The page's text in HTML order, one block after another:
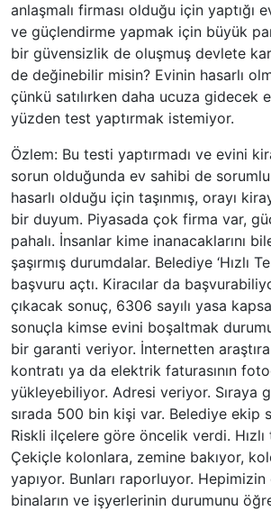
anlaşmalı firması olduğu için yaptığı
ve güçlendirme yapmak için büyük
bir güvensizlik de oluşmuş devlete
de değinebilir misin? Evinin hasarlı
çünkü satılırken daha ucuza gidecek
yüzden test yaptırmak istemiyor.
Özlem: Bu testi yaptırmadı ve evini
sorun olduğunda ev sahibi de
hasarlı olduğu için taşınmış, orayı
bir duyum. Piyasada çok firma var,
pahalı. İnsanlar kime inanacaklarını
şaşırmış durumdalar. Belediye ‘Hızlı
başvuru açtı. Kiracılar da
çıkacak sonuç, 6306 sayılı yasa
sonuçla kimse evini boşaltmak
bir garanti veriyor. İnternetten
kontratı ya da elektrik faturasının
yükleyebiliyor. Adresi veriyor. Sıraya
sırada 500 bin kişi var. Belediye ekip
Riskli ilçelere göre öncelik verdi. Hızlı
Çekiçle kolonlara, zemine bakıyor,
yapıyor. Bunları raporluyor.
binaların ve işyerlerinin durumunu